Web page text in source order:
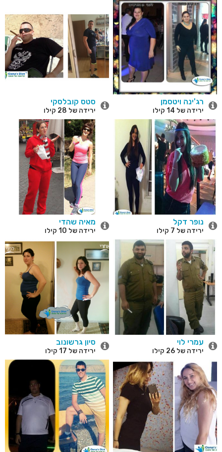
רג'ינה ויטסמן
ירידה של 14 קילו
סטס קובלסקי
ירידה של 28 קילו
נופר דקל
ירידה של 7 קילו
מאיה שהדי
ירידה של 10 קילו
עמרי לוי
ירידה של 26 קילו
סיון גרשונוב
ירידה של 17 קילו